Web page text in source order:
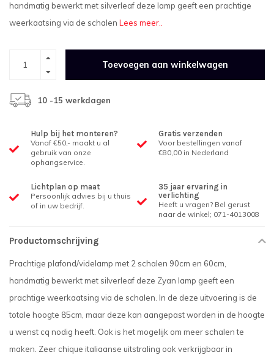
handmatig bewerkt met silverleaf deze lamp geeft een prachtige
weerkaatsing via de schalen Lees meer..
Toevoegen aan winkelwagen
10 -15 werkdagen
Hulp bij het monteren?
Vanaf €50,- maakt u al
gebruik van onze
ophangservice.
Gratis verzenden
Voor bestellingen vanaf
€80,00 in Nederland
Lichtplan op maat
Persoonlijk advies bij u thuis
of in uw bedrijf.
35 jaar ervaring in
verlichting
Heeft u vragen? Bel gerust
naar de winkel; 071-4013008
Productomschrijving
Prachtige plafond/videlamp met 2 schalen 90cm en 60cm,
handmatig bewerkt met silverleaf deze Zyan lamp geeft een
prachtige weerkaatsing via de schalen. In de deze uitvoering is de
totale hoogte 85cm, maar deze kan aangepast worden in de hoogte
u wenst cq nodig heeft. Ook is het mogelijk om meer schalen te
maken. Zeer chique italiaanse uitstraling ook verkrijgbaar in